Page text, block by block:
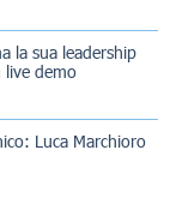
la sua leadership
live demo
Luca Marchioro